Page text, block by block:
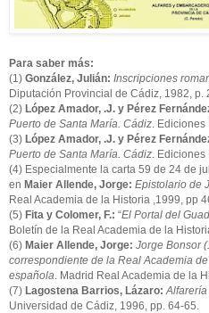
Para saber más:
(1) González, Julián: Inscripciones
Diputación Provincial de Cádiz, 1982, p.
(2) López Amador, .J. y Pérez
Puerto de Santa María. Cádiz .
(3) López Amador, .J. y Pérez
Puerto de Santa María. Cádiz .
(4) Especialmente la carta 59 de 24 de
en Maier Allende, Jorge: Epistolario de
Real Academia de la Historia ,1999, pp
(5) Fita y Colomer, F.: “El Portal del
Boletín de la Real Academia de la
(6) Maier Allende, Jorge: Jorge Bonsor
correspondiente de la Real Academia
española . Madrid Real Academia de la
(7) Lagostena Barrios, Lázaro:
Universidad de Cádiz, 1996, pp. 64-65.